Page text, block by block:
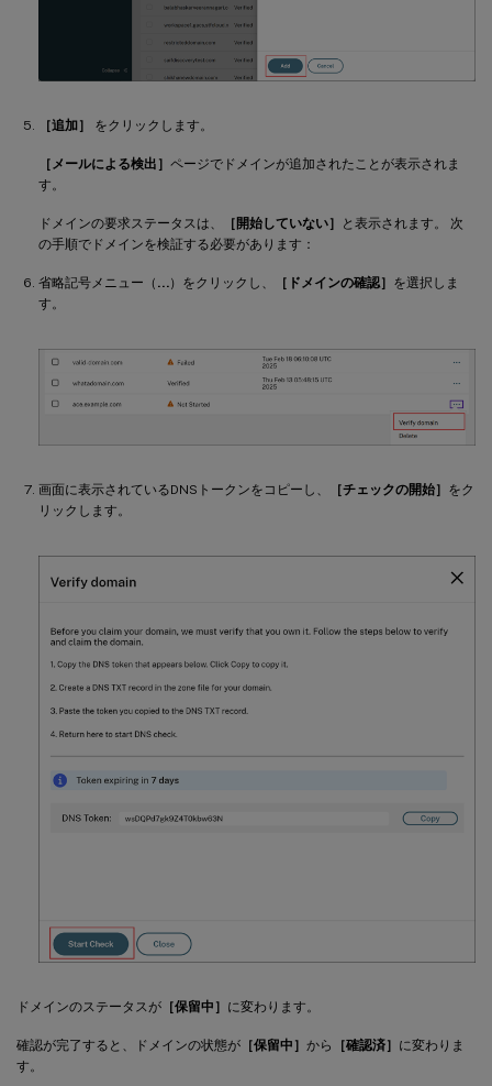
［追加］ をクリックします。
［メールによる検出］ ページでドメインが追加されたことが表示されま
す。
ドメインの要求ステータスは、 ［開始していない］
と表示されます。 次
の手順でドメインを検証する必要があります：
省略記号メニュー（ … ）をクリックし、 ［ドメインの確認］ を選択しま
す。
画面に表示されているDNSトークンをコピーし、 ［チェックの開始］ をク
リックします。
ドメインのステータスが ［保留中］ に変わります。
確認が完了すると、ドメインの状態が ［保留中］ から ［確認済］ に変わりま
す。